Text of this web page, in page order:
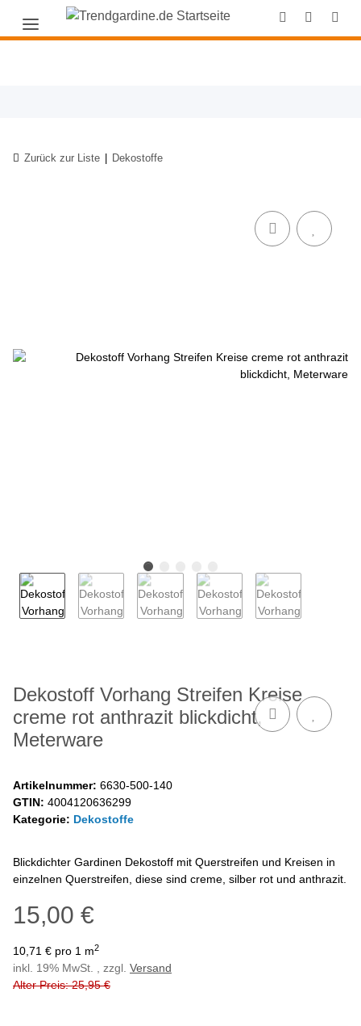
Zurück zur Liste Dekostoffe
Dekostoff Vorhang Streifen Kreise
creme rot anthrazit blickdicht,
Meterware
Artikelnummer: 6630-500-140
GTIN: 4004120636299
Kategorie: Dekostoffe
Blickdichter Gardinen Dekostoff mit Querstreifen und Kreisen in
einzelnen Querstreifen, diese sind creme, silber rot und anthrazit.
15,00 €
10,71 € pro 1 m2
inkl. 19% MwSt. , zzgl. Versand
Alter Preis: 25,95 €